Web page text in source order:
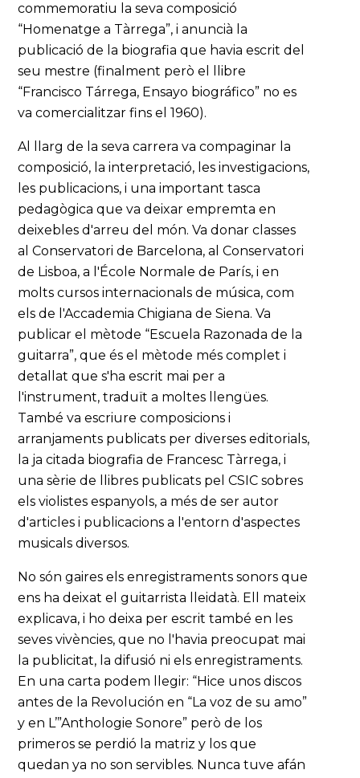
commemoratiu la seva composició
“Homenatge a Tàrrega”, i anuncià la
publicació de la biografia que havia escrit del
seu mestre (finalment però el llibre
“Francisco Tárrega, Ensayo biográfico” no es
va comercialitzar fins el 1960).
Al llarg de la seva carrera va compaginar la
composició, la interpretació, les investigacions,
les publicacions, i una important tasca
pedagògica que va deixar empremta en
deixebles d'arreu del món. Va donar classes
al Conservatori de Barcelona, al Conservatori
de Lisboa, a l'École Normale de París, i en
molts cursos internacionals de música, com
els de l'Accademia Chigiana de Siena. Va
publicar el mètode “Escuela Razonada de la
guitarra”, que és el mètode més complet i
detallat que s'ha escrit mai per a
l'instrument, traduït a moltes llengües.
També va escriure composicions i
arranjaments publicats per diverses editorials,
la ja citada biografia de Francesc Tàrrega, i
una sèrie de llibres publicats pel CSIC sobres
els violistes espanyols, a més de ser autor
d'articles i publicacions a l'entorn d'aspectes
musicals diversos.
No són gaires els enregistraments sonors que
ens ha deixat el guitarrista lleidatà. Ell mateix
explicava, i ho deixa per escrit també en les
seves vivències, que no l'havia preocupat mai
la publicitat, la difusió ni els enregistraments.
En una carta podem llegir: “Hice unos discos
antes de la Revolución en “La voz de su amo”
y en L’”Anthologie Sonore” però de los
primeros se perdió la matriz y los que
quedan ya no son servibles. Nunca tuve afán